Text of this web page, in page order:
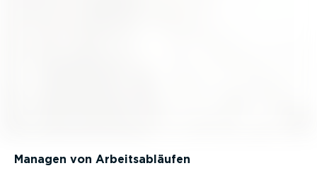
Managen von Arbeits­ab­läufen